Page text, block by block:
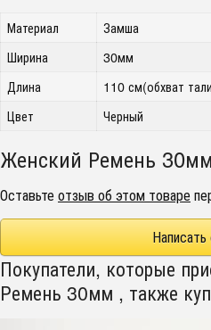
Материал
Замша
Ширина
30мм
Длина
110 см(обхват
Цвет
Черный
Женский Ремень
Оставьтеотзыв об этом товаре
Покупатели, которые
Ремень 30мм , также